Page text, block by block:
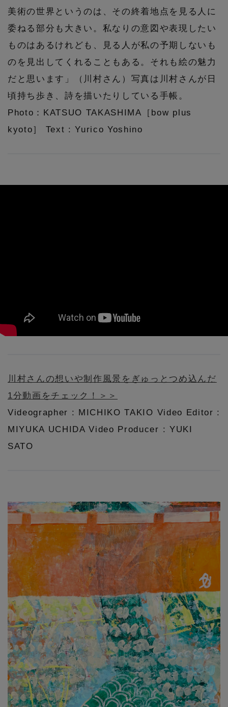
美術の世界というのは、その終着地点を見る人に
委ねる部分も大きい。私なりの意図や表現したい
ものはあるけれども、見る人が私の予期しないも
のを見出してくれることもある。それも絵の魅力
だと思います」（川村さん）写真は川村さんが日
頃持ち歩き、詩を描いたりしている手帳。
Photo：KATSUO TAKASHIMA［bow plus
kyoto］ Text : Yurico Yoshino
川村さんの想いや制作風景をぎゅっとつめ込んだ
1分動画をチェック！＞＞
Videographer : MICHIKO TAKIO Video Editor :
MIYUKA UCHIDA Video Producer : YUKI
SATO